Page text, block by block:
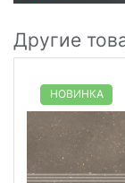
Другие
НОВИНКА